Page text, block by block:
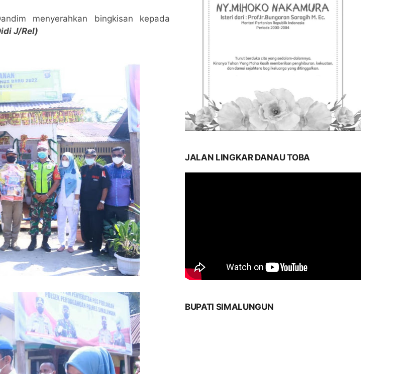
menyerahkan bingkisan kepada
J/Rel)
JALAN LINGKAR DANAU TOBA
BUPATI SIMALUNGUN